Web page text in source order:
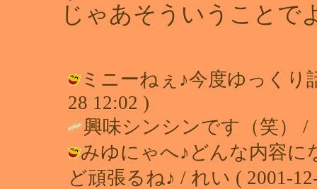
じゃあそういうことで
ミニーねぇ♪今度ゆっくり
28 12:02 )
興味シンシンです（笑） /
みゆにゃへ♪どんな内容に
ど頑張るね♪ / れい ( 2001-